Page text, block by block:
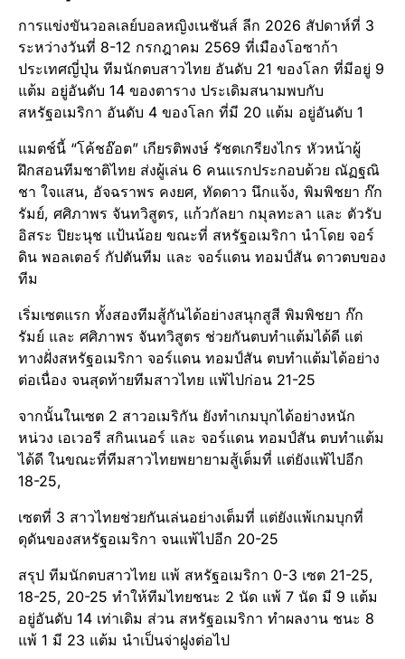
การแข่งขันวอลเลย์บอลหญิงเนชันส์ ลีก 2026 สัปดาห์ที่ 3
ระหว่างวันที่ 8-12 กรกฎาคม 2569 ที่เมืองโอซาก้า
ประเทศญี่ปุ่น ทีมนักตบสาวไทย อันดับ 21 ของโลก ที่มีอยู่ 9
แต้ม อยู่อันดับ 14 ของตาราง ประเดิมสนามพบกับ
สหรัฐอเมริกา อันดับ 4 ของโลก ที่มี 20 แต้ม อยู่อันดับ 1
แมตช์นี้ “โค้ชอ๊อต” เกียรติพงษ์ รัชตเกรียงไกร หัวหน้าผู้
ฝึกสอนทีมชาติไทย ส่งผู้เล่น 6 คนแรกประกอบด้วย ณัฏฐณิ
ชา ใจแสน, อัจฉราพร คงยศ, ทัดดาว นึกแจ้ง, พิมพิชยา ก๊ก
รัมย์, ศศิภาพร จันทวิสูตร, แก้วกัลยา กมุลทะลา และ ตัวรับ
อิสระ ปิยะนุช แป้นน้อย ขณะที่ สหรัฐอเมริกา นำโดย จอร์
ดิน พอลเตอร์ กัปตันทีม และ จอร์แดน ทอมป์สัน ดาวตบของ
ทีม
เริ่มเซตแรก ทั้งสองทีมสู้กันได้อย่างสนุกสูสี พิมพิชยา ก๊ก
รัมย์ และ ศศิภาพร จันทวิสูตร ช่วยกันตบทำแต้มได้ดี แต่
ทางฝั่งสหรัฐอเมริกา จอร์แดน ทอมป์สัน ตบทำแต้มได้อย่าง
ต่อเนื่อง จนสุดท้ายทีมสาวไทย แพ้ไปก่อน 21-25
จากนั้นในเซต 2 สาวอเมริกัน ยังทำเกมบุกได้อย่างหนัก
หน่วง เอเวอรี สกินเนอร์ และ จอร์แดน ทอมป์สัน ตบทำแต้ม
ได้ดี ในขณะที่ทีมสาวไทยพยายามสู้เต็มที่ แต่ยังแพ้ไปอีก
18-25,
เซตที่ 3 สาวไทยช่วยกันเล่นอย่างเต็มที่ แต่ยังแพ้เกมบุกที่
ดุดันของสหรัฐอเมริกา จนแพ้ไปอีก 20-25
สรุป ทีมนักตบสาวไทย แพ้ สหรัฐอเมริกา 0-3 เซต 21-25,
18-25, 20-25 ทำให้ทีมไทยชนะ 2 นัด แพ้ 7 นัด มี 9 แต้ม
อยู่อันดับ 14 เท่าเดิม ส่วน สหรัฐอเมริกา ทำผลงาน ชนะ 8
แพ้ 1 มี 23 แต้ม นำเป็นจ่าฝูงต่อไป